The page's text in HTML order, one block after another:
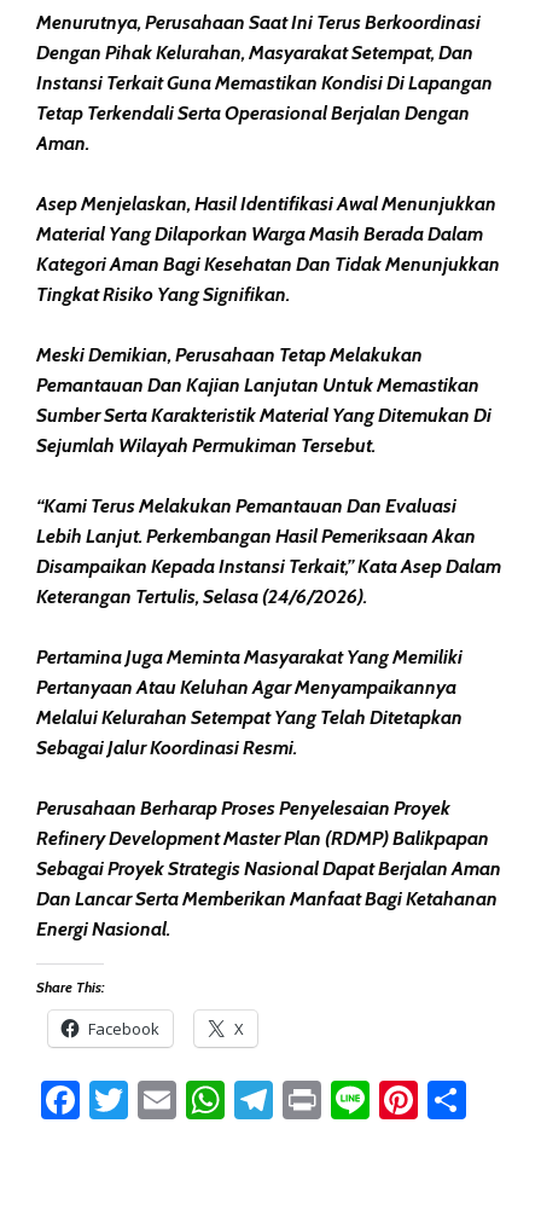
Menurutnya, Perusahaan Saat Ini Terus Berkoordinasi
Dengan Pihak Kelurahan, Masyarakat Setempat, Dan
Instansi Terkait Guna Memastikan Kondisi Di Lapangan
Tetap Terkendali Serta Operasional Berjalan Dengan
Aman.
Asep Menjelaskan, Hasil Identifikasi Awal Menunjukkan
Material Yang Dilaporkan Warga Masih Berada Dalam
Kategori Aman Bagi Kesehatan Dan Tidak Menunjukkan
Tingkat Risiko Yang Signifikan.
Meski Demikian, Perusahaan Tetap Melakukan
Pemantauan Dan Kajian Lanjutan Untuk Memastikan
Sumber Serta Karakteristik Material Yang Ditemukan Di
Sejumlah Wilayah Permukiman Tersebut.
“Kami Terus Melakukan Pemantauan Dan Evaluasi
Lebih Lanjut. Perkembangan Hasil Pemeriksaan Akan
Disampaikan Kepada Instansi Terkait,” Kata Asep Dalam
Keterangan Tertulis, Selasa (24/6/2026).
Pertamina Juga Meminta Masyarakat Yang Memiliki
Pertanyaan Atau Keluhan Agar Menyampaikannya
Melalui Kelurahan Setempat Yang Telah Ditetapkan
Sebagai Jalur Koordinasi Resmi.
Perusahaan Berharap Proses Penyelesaian Proyek
Refinery Development Master Plan (RDMP) Balikpapan
Sebagai Proyek Strategis Nasional Dapat Berjalan Aman
Dan Lancar Serta Memberikan Manfaat Bagi Ketahanan
Energi Nasional.
Share This:
Facebook X
Facebook
Twitter
EmailWhatsApp
Telegram
PrintLine